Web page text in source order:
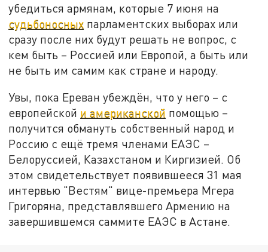
убедиться армянам, которые 7 июня на
судьбоносных парламентских выборах или
сразу после них будут решать не вопрос, с
кем быть – Россией или Европой, а быть или
не быть им самим как стране и народу.
Увы, пока Ереван убеждён, что у него – с
европейской и американской помощью –
получится обмануть собственный народ и
Россию с ещё тремя членами ЕАЭС –
Белоруссией, Казахстаном и Киргизией. Об
этом свидетельствует появившееся 31 мая
интервью "Вестям" вице-премьера Мгера
Григоряна, представлявшего Армению на
завершившемся саммите ЕАЭС в Астане.